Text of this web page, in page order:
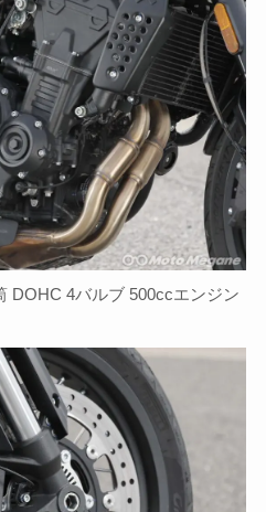
DOHC 4バルブ 500ccエンジン